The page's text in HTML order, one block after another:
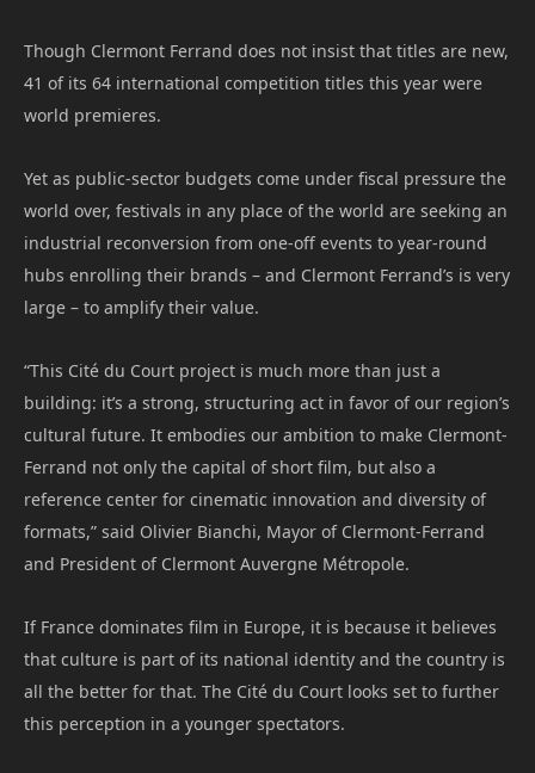
Though Clermont Ferrand does not insist that titles are new,
41 of its 64 international competition titles this year were
world premieres.
Yet as public-sector budgets come under fiscal pressure the
world over, festivals in any place of the world are seeking an
industrial reconversion from one-off events to year-round
hubs enrolling their brands – and Clermont Ferrand’s is very
large – to amplify their value.
“This Cité du Court project is much more than just a
building: it’s a strong, structuring act in favor of our region’s
cultural future. It embodies our ambition to make Clermont-
Ferrand not only the capital of short film, but also a
reference center for cinematic innovation and diversity of
formats,” said Olivier Bianchi, Mayor of Clermont-Ferrand
and President of Clermont Auvergne Métropole.
If France dominates film in Europe, it is because it believes
that culture is part of its national identity and the country is
all the better for that. The Cité du Court looks set to further
this perception in a younger spectators.